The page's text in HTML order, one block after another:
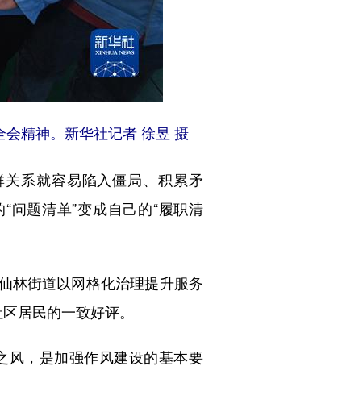
会精神。新华社记者 徐昱 摄
系就容易陷入僵局、积累矛
问题清单”变成自己的“履职清
街道以网格化治理提升服务
居民的一致好评。
，是加强作风建设的基本要